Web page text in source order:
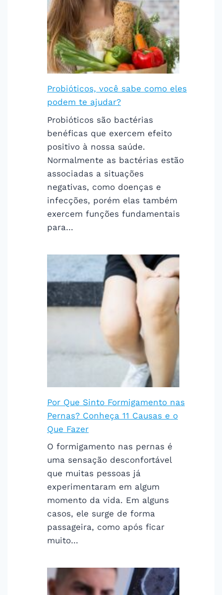
Probióticos, você sabe como eles
podem te ajudar?
Probióticos são bactérias
benéficas que exercem efeito
positivo à nossa saúde.
Normalmente as bactérias estão
associadas a situações
negativas, como doenças e
infecções, porém elas também
exercem funções fundamentais
para…
Por Que Sinto Formigamento nas
Pernas? Conheça 11 Causas e o
Que Fazer
O formigamento nas pernas é
uma sensação desconfortável
que muitas pessoas já
experimentaram em algum
momento da vida. Em alguns
casos, ele surge de forma
passageira, como após ficar
muito…